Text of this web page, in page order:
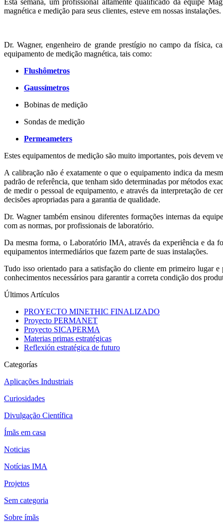
magnética e medição para seus clientes, esteve em nossas instalações.
Dr. Wagner, engenheiro de grande prestígio no campo da física,
equipamento de medição magnética, tais como:
Flushômetros
Gaussímetros
Bobinas de medição
Sondas de medição
Permeameters
Estes equipamentos de medição são muito importantes, pois devem
A calibração não é exatamente o que o equipamento indica da
padrão de referência, que tenham sido determinadas por métodos
de medir o pessoal de equipamento, e através da interpretação de
decisões apropriadas para a garantia de qualidade.
Dr. Wagner também ensinou diferentes formações internas da
com as normas, por profissionais de laboratório.
Da mesma forma, o Laboratório IMA, através da experiência e da
equipamentos intermediários que fazem parte de suas instalações.
Tudo isso orientado para a satisfação do cliente em primeiro lugar
conhecimentos necessários para garantir a correta condição dos
Últimos Artículos
PROYECTO MINETHIC FINALIZADO
Proyecto PERMANET
Proyecto SICAPERMA
Materias primas estratégicas
Reflexión estratégica de futuro
Categorías
Aplicações Industriais
Curiosidades
Divulgação Científica
Ímãs em casa
Noticias
Notícias IMA
Projetos
Sem categoria
Sobre ímãs